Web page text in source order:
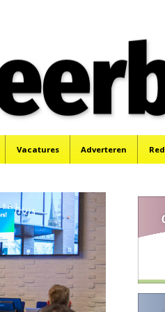
Vacatures Adverteren